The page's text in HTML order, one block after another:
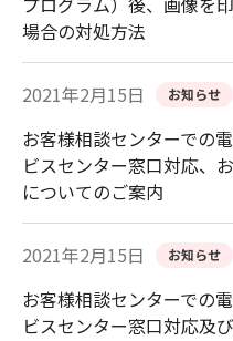
場合の対処方法
2021年2月15日 お知らせ
お客様相談センターでの
ビスセンター窓口対応、
についてのご案内
2021年2月15日 お知らせ
お客様相談センターでの
ビスセンター窓口対応及